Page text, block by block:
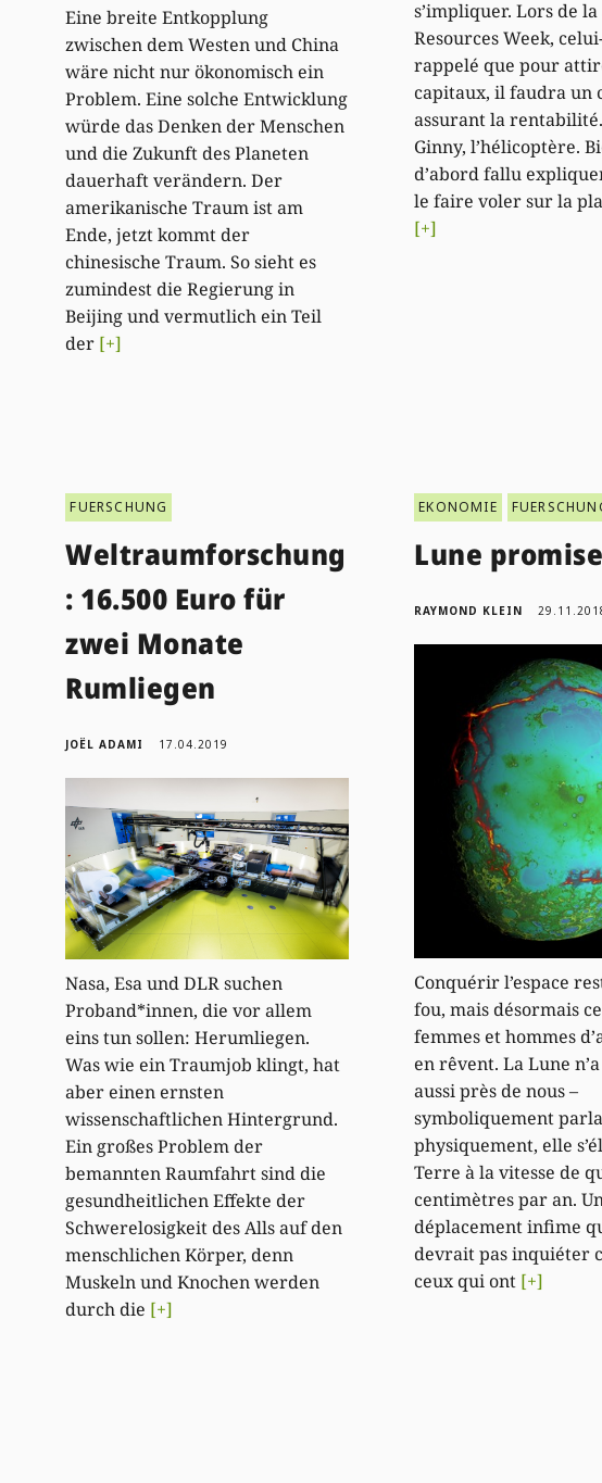
Eine breite Entkopplung
zwischen dem Westen und China
wäre nicht nur ökonomisch ein
Problem. Eine solche Entwicklung
würde das Denken der Menschen
und die Zukunft des Planeten
dauerhaft verändern. Der
amerikanische Traum ist am
Ende, jetzt kommt der
chinesische Traum. So sieht es
zumindest die Regierung in
Beijing und vermutlich ein Teil
der [+]
s’impliquer. Lors de la
Resources Week,
rappelé que pour
capitaux, il faudra un
assurant la
Ginny, l’hélicoptère.
d’abord fallu
le faire voler sur la
[+]
FUERSCHUNG
Weltraumforschung
: 16.500 Euro für
zwei Monate
Rumliegen
JOËL ADAMI 17.04.2019
Nasa, Esa und DLR suchen
Proband*innen, die vor allem
eins tun sollen: Herumliegen.
Was wie ein Traumjob klingt, hat
aber einen ernsten
wissenschaftlichen Hintergrund.
Ein großes Problem der
bemannten Raumfahrt sind die
gesundheitlichen Effekte der
Schwerelosigkeit des Alls auf den
menschlichen Körper, denn
Muskeln und Knochen werden
durch die [+]
EKONOMIE
Lune promise
RAYMOND KLEIN
Conquérir l’espace
fou, mais désormais
femmes et hommes
en rêvent. La Lune
aussi près de nous –
symboliquement
physiquement, elle
Terre à la vitesse de
centimètres par an.
déplacement infime
devrait pas inquiéter
ceux qui ont [+]